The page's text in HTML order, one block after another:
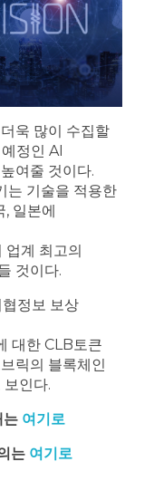
욱 많이 수집할
정인 AI
여줄 것이다.
는 기술을 적용한
일본에
업계 최고의
것이다.
정보 보상
대한 CLB토큰
릭의 블록체인
인다.
는 여기로
는 여기로